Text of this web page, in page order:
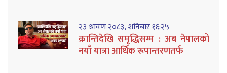
२३ श्रावण २०८३, शनिबार १६:२५
क्रान्तिदेखि समृद्धिसम्म : अब नेपालको
नयाँ यात्रा आर्थिक रूपान्तरणतर्फ